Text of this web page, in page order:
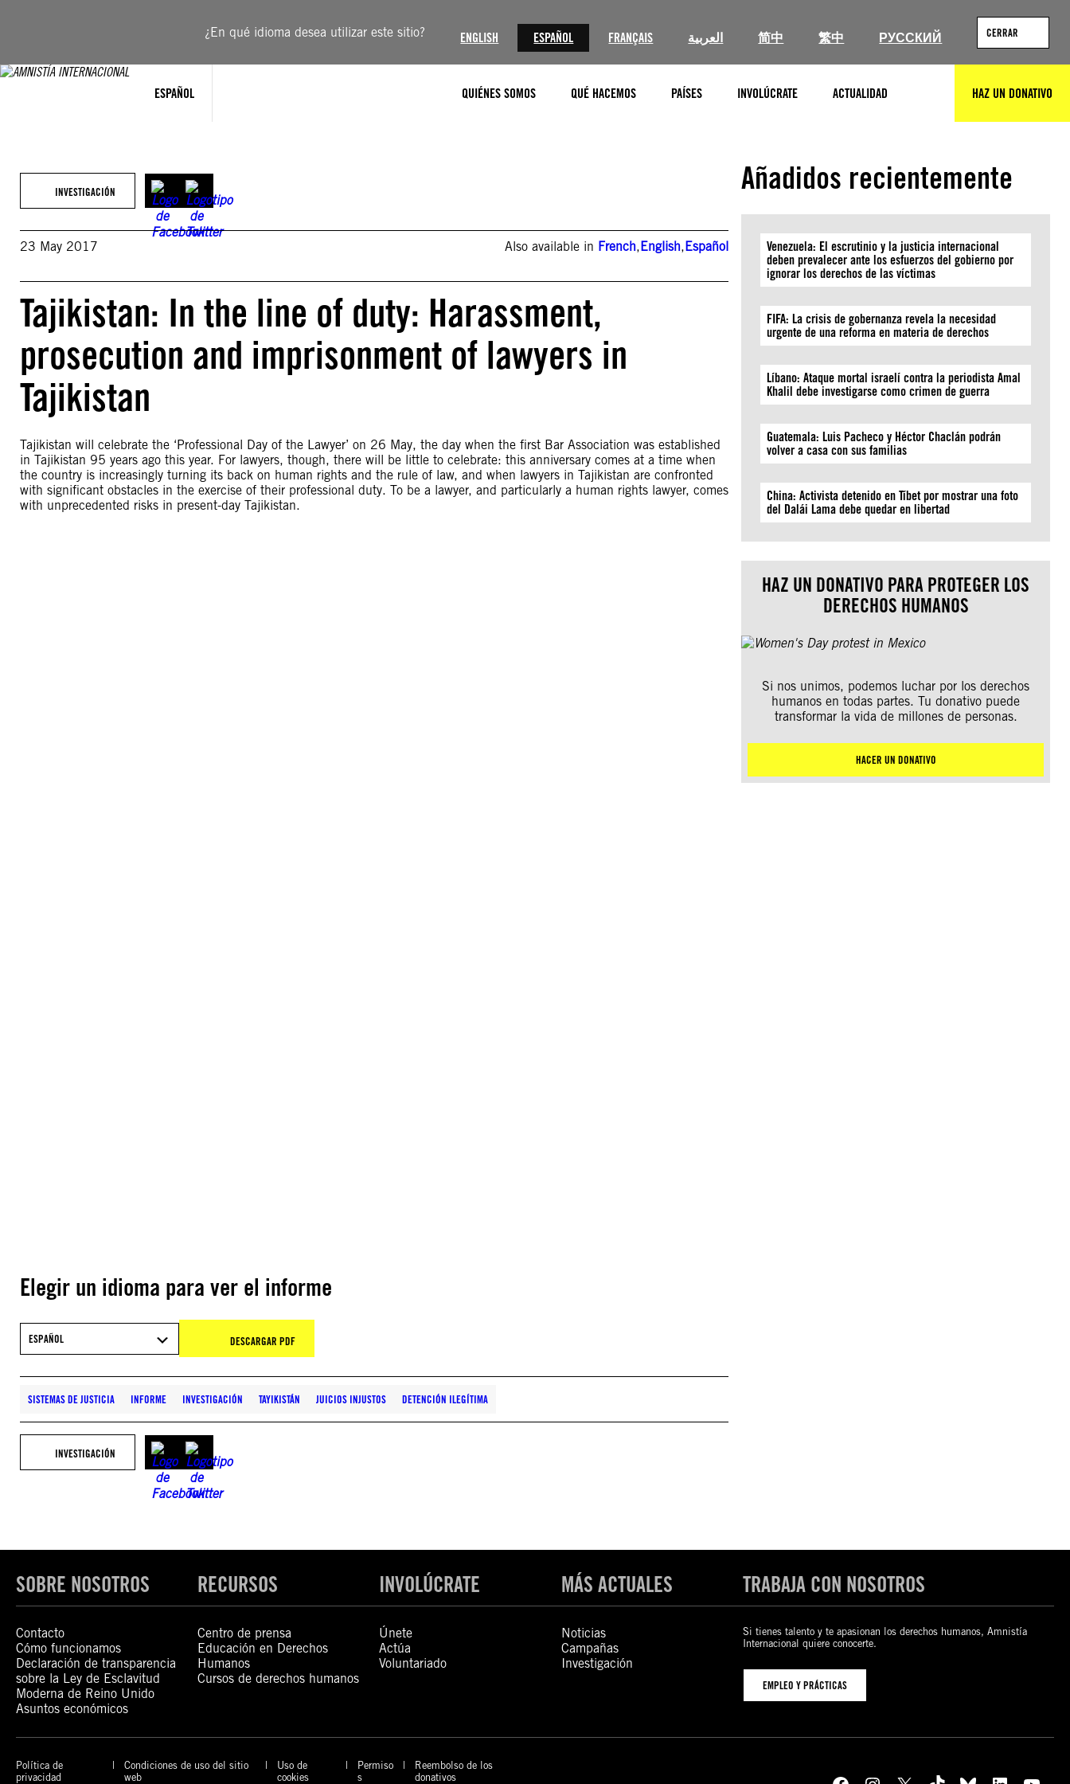
¿En qué idioma desea utilizar este sitio? ENGLISH ESPAÑOL FRANÇAIS العربية 简中 繁中 РУССКИЙ CERRAR
ESPAÑOL QUIÉNES SOMOS QUÉ HACEMOS PAÍSES INVOLÚCRATE ACTUALIDAD HAZ UN DONATIVO
INVESTIGACIÓN
23 May 2017 Also available in French,English,Español
Tajikistan: In the line of duty: Harassment,
prosecution and imprisonment of lawyers in
Tajikistan
Tajikistan will celebrate the ‘Professional Day of the Lawyer’ on 26 May, the day when the first Bar Association was established
in Tajikistan 95 years ago this year. For lawyers, though, there will be little to celebrate: this anniversary comes at a time when
the country is increasingly turning its back on human rights and the rule of law, and when lawyers in Tajikistan are confronted
with significant obstacles in the exercise of their professional duty. To be a lawyer, and particularly a human rights lawyer, comes
with unprecedented risks in present-day Tajikistan.
Elegir un idioma para ver el informe
ESPAÑOL DESCARGAR PDF
SISTEMAS DE JUSTICIA INFORME INVESTIGACIÓN TAYIKISTÁN JUICIOS INJUSTOS DETENCIÓN ILEGÍTIMA
INVESTIGACIÓN
Añadidos recientemente
Venezuela: El escrutinio y la justicia internacional
deben prevalecer ante los esfuerzos del gobierno por
ignorar los derechos de las víctimas
FIFA: La crisis de gobernanza revela la necesidad
urgente de una reforma en materia de derechos
Líbano: Ataque mortal israelí contra la periodista Amal
Khalil debe investigarse como crimen de guerra
Guatemala: Luis Pacheco y Héctor Chaclán podrán
volver a casa con sus familias
China: Activista detenido en Tíbet por mostrar una foto
del Dalái Lama debe quedar en libertad
HAZ UN DONATIVO PARA PROTEGER LOS
DERECHOS HUMANOS
Si nos unimos, podemos luchar por los derechos
humanos en todas partes. Tu donativo puede
transformar la vida de millones de personas.
HACER UN DONATIVO
SOBRE NOSOTROS
Contacto
Cómo funcionamos
Declaración de transparencia
sobre la Ley de Esclavitud
Moderna de Reino Unido
Asuntos económicos
RECURSOS
Centro de prensa
Educación en Derechos
Humanos
Cursos de derechos humanos
INVOLÚCRATE
Únete
Actúa
Voluntariado
MÁS ACTUALES
Noticias
Campañas
Investigación
TRABAJA CON NOSOTROS
Si tienes talento y te apasionan los derechos humanos, Amnistía
Internacional quiere conocerte.
EMPLEO Y PRÁCTICAS
Política de
privacidad
Condiciones de uso del sitio
web
Uso de
cookies
Permiso
s
Reembolso de los
donativos